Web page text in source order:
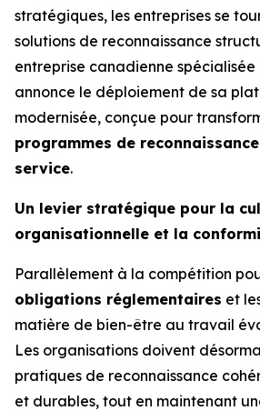
stratégiques, les entreprises se
solutions de reconnaissance
entreprise canadienne spécialisée
annonce le déploiement de sa
modernisée, conçue pour
programmes de
service.
Un levier stratégique pour la
organisationnelle et la
Parallèlement à la compétition
obligations réglementaires et
matière de bien-être au travail
Les organisations doivent
pratiques de reconnaissance
et durables, tout en maintenant